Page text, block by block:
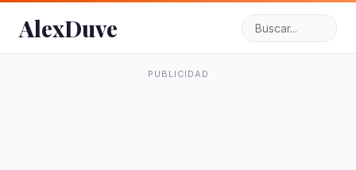
AlexDuve
PUBLICIDAD